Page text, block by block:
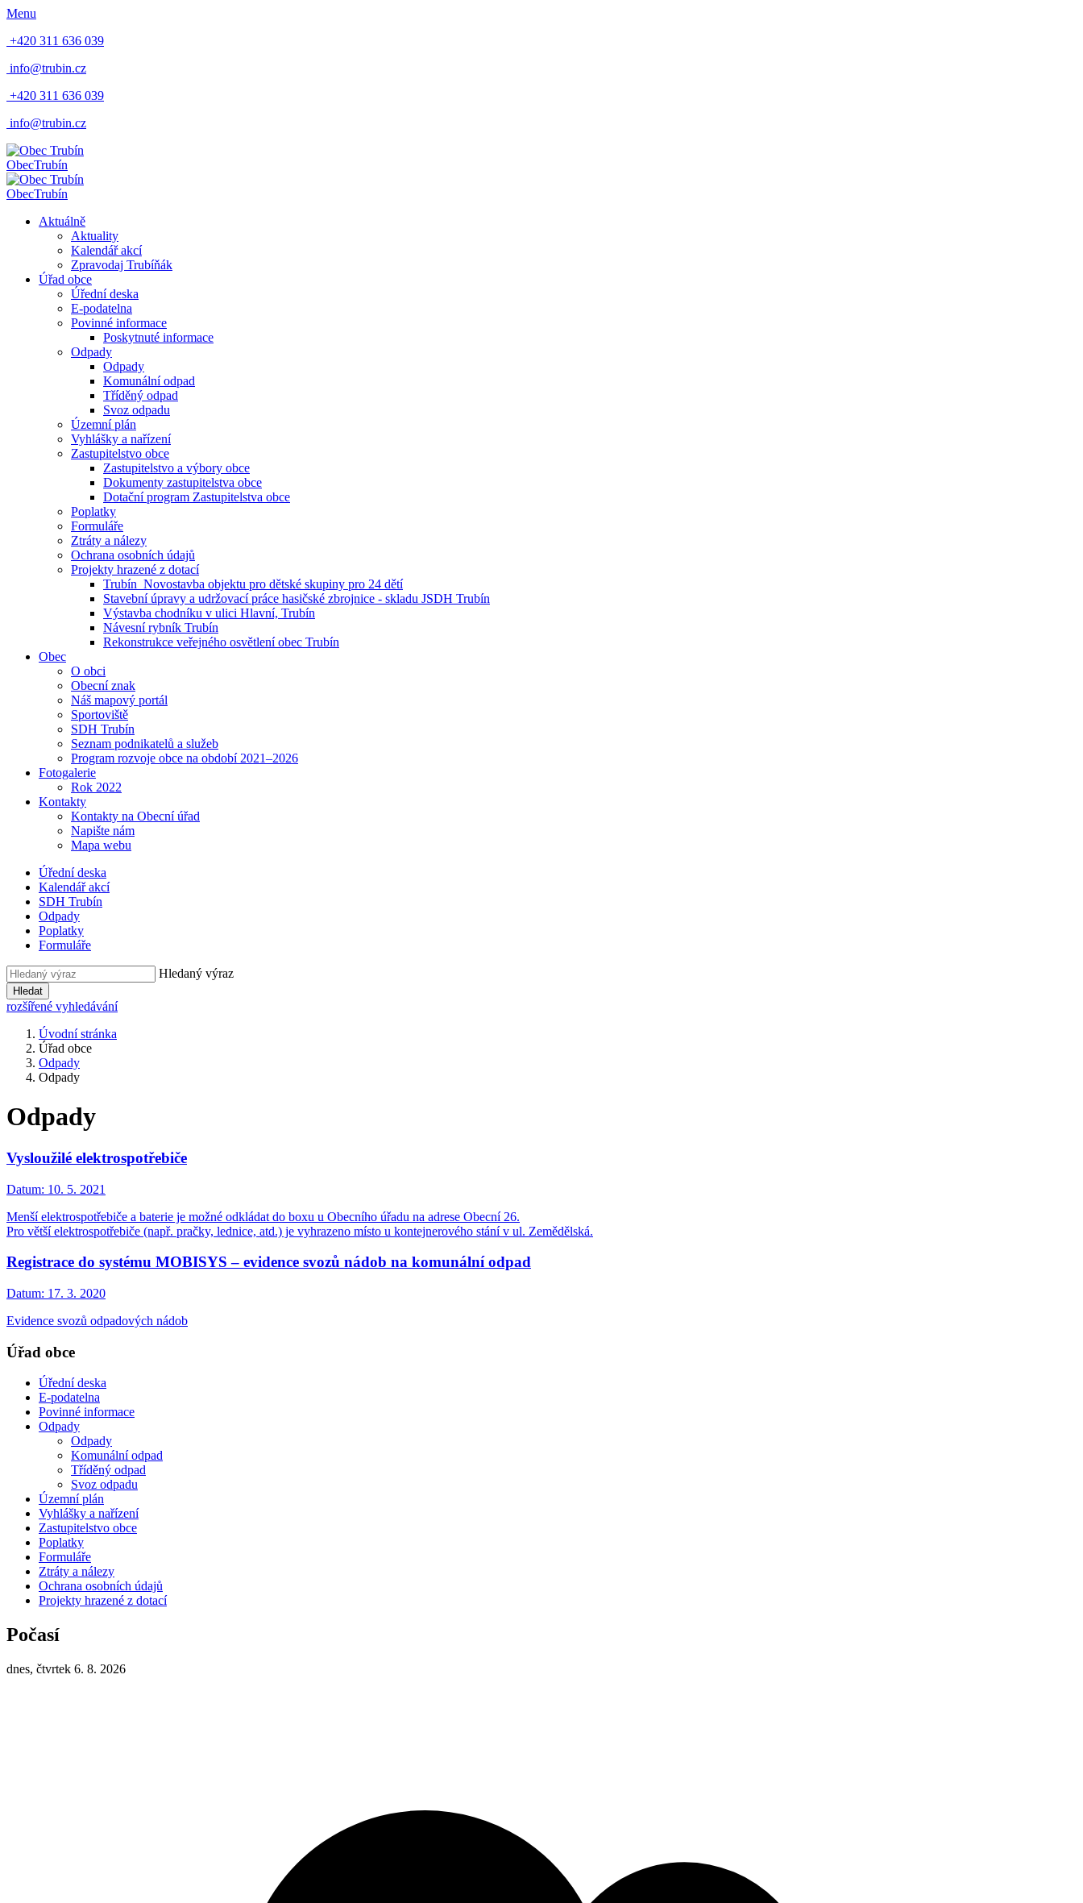
Menu
+420 311 636 039
info@trubin.cz
+420 311 636 039
info@trubin.cz
ObecTrubín
ObecTrubín
Aktuálně
Aktuality
Kalendář akcí
Zpravodaj Trubíňák
Úřad obce
Úřední deska
E-podatelna
Povinné informace
Poskytnuté informace
Odpady
Odpady
Komunální odpad
Tříděný odpad
Svoz odpadu
Územní plán
Vyhlášky a nařízení
Zastupitelstvo obce
Zastupitelstvo a výbory obce
Dokumenty zastupitelstva obce
Dotační program Zastupitelstva obce
Poplatky
Formuláře
Ztráty a nálezy
Ochrana osobních údajů
Projekty hrazené z dotací
Trubín_Novostavba objektu pro dětské skupiny pro 24 dětí
Stavební úpravy a udržovací práce hasičské zbrojnice - skladu JSDH Trubín
Výstavba chodníku v ulici Hlavní, Trubín
Návesní rybník Trubín
Rekonstrukce veřejného osvětlení obec Trubín
Obec
O obci
Obecní znak
Náš mapový portál
Sportoviště
SDH Trubín
Seznam podnikatelů a služeb
Program rozvoje obce na období 2021–2026
Fotogalerie
Rok 2022
Kontakty
Kontakty na Obecní úřad
Napište nám
Mapa webu
Úřední deska
Kalendář akcí
SDH Trubín
Odpady
Poplatky
Formuláře
Hledaný výraz
Hledat
rozšířené vyhledávání
Úvodní stránka
Úřad obce
Odpady
Odpady
Odpady
Vysloužilé elektrospotřebiče
Datum: 10. 5. 2021
Menší elektrospotřebiče a baterie je možné odkládat do boxu u Obecního úřadu na adrese Obecní 26.
Pro větší elektrospotřebiče (např. pračky, lednice, atd.) je vyhrazeno místo u kontejnerového stání v ul. Zemědělská.
Registrace do systému MOBISYS – evidence svozů nádob na komunální odpad
Datum: 17. 3. 2020
Evidence svozů odpadových nádob
Úřad obce
Úřední deska
E-podatelna
Povinné informace
Odpady
Odpady
Komunální odpad
Tříděný odpad
Svoz odpadu
Územní plán
Vyhlášky a nařízení
Zastupitelstvo obce
Poplatky
Formuláře
Ztráty a nálezy
Ochrana osobních údajů
Projekty hrazené z dotací
Počasí
dnes, čtvrtek 6. 8. 2026